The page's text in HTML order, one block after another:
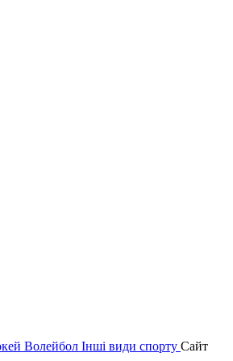
Волейбол Інші види спорту Сайт